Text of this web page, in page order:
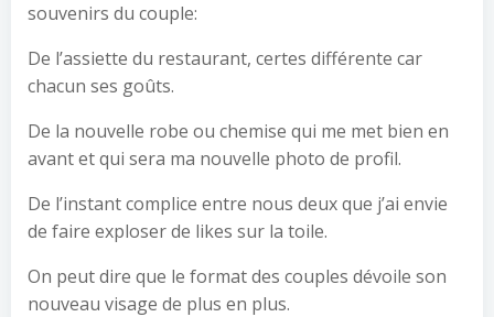
souvenirs du couple:
De l’assiette du restaurant, certes différente car
chacun ses goûts.
De la nouvelle robe ou chemise qui me met bien en
avant et qui sera ma nouvelle photo de profil.
De l’instant complice entre nous deux que j’ai envie
de faire exploser de likes sur la toile.
On peut dire que le format des couples dévoile son
nouveau visage de plus en plus.